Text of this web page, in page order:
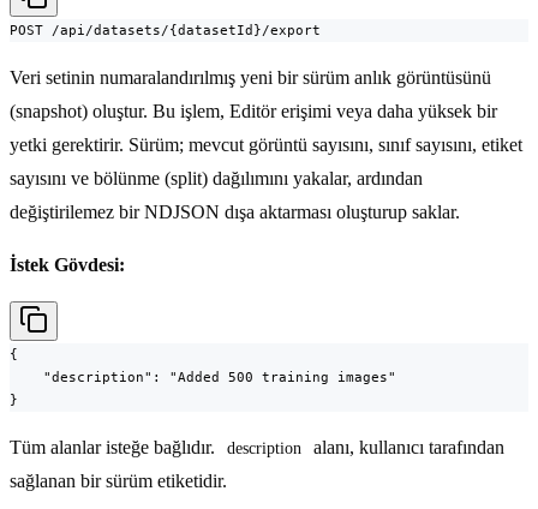
POST /api/datasets/{datasetId}/export
Veri setinin numaralandırılmış yeni bir sürüm anlık görüntüsünü
(snapshot) oluştur. Bu işlem, Editör erişimi veya daha yüksek bir
yetki gerektirir. Sürüm; mevcut görüntü sayısını, sınıf sayısını, etiket
sayısını ve bölünme (split) dağılımını yakalar, ardından
değiştirilemez bir NDJSON dışa aktarması oluşturup saklar.
İstek Gövdesi:
{
    "description": "Added 500 training images"
}
Tüm alanlar isteğe bağlıdır. description
alanı, kullanıcı tarafından
sağlanan bir sürüm etiketidir.